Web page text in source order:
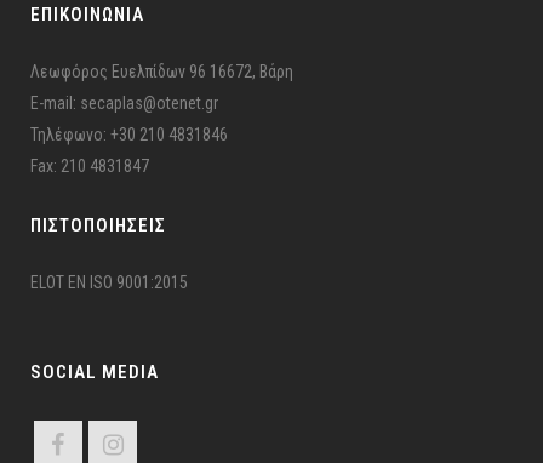
ΕΠΙΚΟΙΝΩΝΙΑ
Λεωφόρος Ευελπίδων 96 16672, Βάρη
E-mail: secaplas@otenet.gr
Τηλέφωνο: +30 210 4831846
Fax: 210 4831847
ΠΙΣΤΟΠΟΙΉΣΕΙΣ
ELOT EN ISO 9001:2015
SOCIAL MEDIA